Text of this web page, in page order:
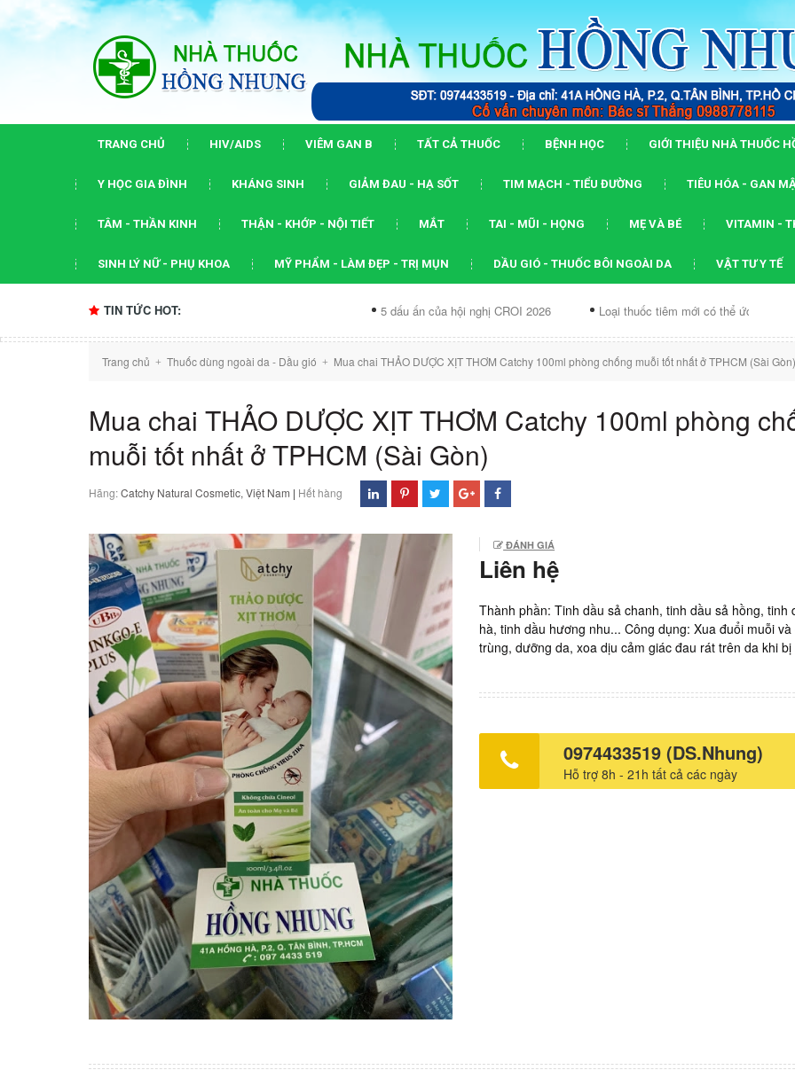
TRANG CHỦ HIV/AIDS VIÊM GAN B TẤT CẢ THUỐC BỆNH HỌC GIỚI THIỆU NHÀ THUỐC
Y HỌC GIA ĐÌNH KHÁNG SINH GIẢM ĐAU - HẠ SỐT TIM MẠCH - TIỂU ĐƯỜNG TIÊU HÓA - GAN
TÂM - THẦN KINH THẬN - KHỚP - NỘI TIẾT MẮT TAI - MŨI - HỌNG MẸ VÀ BÉ VITAMIN -
SINH LÝ NỮ - PHỤ KHOA MỸ PHẨM - LÀM ĐẸP - TRỊ MỤN DẦU GIÓ - THUỐC BÔI NGOÀI DA VẬT TƯ Y TẾ
TIN TỨC HOT: 5 dấu ấn của hội nghị CROI 2026 Loại thuốc tiêm mới có thể ức chế...
Trang chủ + Thuốc dùng ngoài da - Dầu gió + Mua chai THẢO DƯỢC XỊT THƠM Catchy 100ml phòng chống muỗi tốt nhất ở TPHCM (Sài Gòn)
Mua chai THẢO DƯỢC XỊT THƠM Catchy 100ml phòng
muỗi tốt nhất ở TPHCM (Sài Gòn)
Hãng:Catchy Natural Cosmetic, Việt Nam | Hết hàng
ĐÁNH GIÁ
Liên hệ
Thành phần: Tinh dầu sả chanh, tinh dầu sả hồng, tinh
hà, tinh dầu hương nhu... Công dụng: Xua đuổi muỗi và
trùng, dưỡng da, xoa dịu cảm giác đau rát trên da khi bị
Eltvir tốt nhất Thuốc ARV bậc 2 Lopinavir/ritonavir
lâu? Uống ARV bao lâu thì K=K? Bị lộ thông tin nhiễm
nào? Phác đồ điều trị PEP mới nhất hiện nay là gì? Mua
thuốc Acriptega chuẩn bác sĩ ở Sơn La? Hiệu quả của
0974433519 (DS.Nhung)
Hỗ trợ 8h - 21h tất cả các ngày